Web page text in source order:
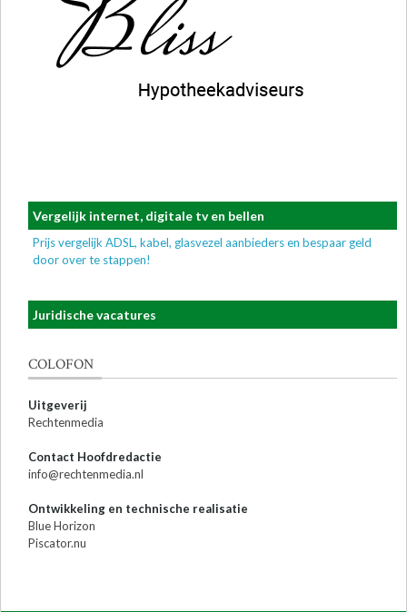
Vergelijk internet, digitale tv en bellen
Prijs vergelijk ADSL, kabel, glasvezel aanbieders en bespaar geld
door over te stappen!
Juridische vacatures
COLOFON
Uitgeverij
Rechtenmedia
Contact Hoofdredactie
info@rechtenmedia.nl
Ontwikkeling en technische realisatie
Blue Horizon
Piscator.nu